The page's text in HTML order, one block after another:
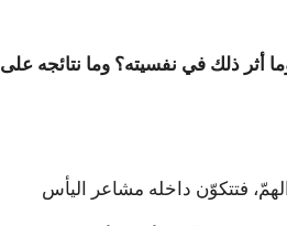
أثر ذلك في نفسيته؟ وما نتائجه على
فتتكوّن داخله مشاعر اليأس